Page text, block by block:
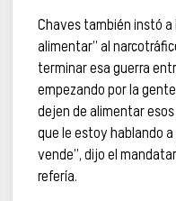
Chaves también instó a
alimentar” al
terminar esa guerra
empezando por la
dejen de alimentar
que le estoy hablando
vende”, dijo el
refería.